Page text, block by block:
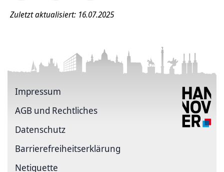
Zuletzt aktualisiert: 16.07.2025
Impressum
AGB und Rechtliches
Datenschutz
Barriere­freiheits­erklärung
Netiquette